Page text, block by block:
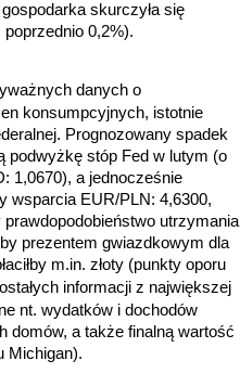
skurczyła się
0,2%).
danych o
konsumpcyjnych, istotnie
Prognozowany spadek
podwyżkę stóp Fed w lutym (o
1,0670), a jednocześnie
wsparcia EUR/PLN: 4,6300,
utrzymania
prezentem gwiazdkowym dla
m.in. złoty (punkty oporu
informacji z największej
nt. wydatków i dochodów
domów, a także finalną wartość
Michigan).